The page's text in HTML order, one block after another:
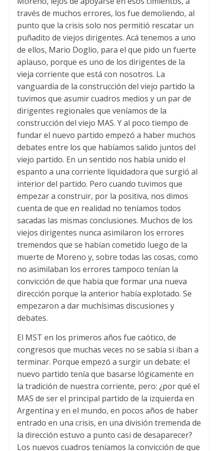
través de muchos errores, los fue demoliendo, al
punto que la crisis solo nos permitió rescatar un
puñadito de viejos dirigentes. Acá tenemos a uno
de ellos, Mario Doglio, para el que pido un fuerte
aplauso, porque es uno de los dirigentes de la
vieja corriente que está con nosotros. La
vanguardia de la construcción del viejo partido la
tuvimos que asumir cuadros medios y un par de
dirigentes regionales que veníamos de la
construcción del viejo MAS. Y al poco tiempo de
fundar el nuevo partido empezó a haber muchos
debates entre los que habíamos salido juntos del
viejo partido. En un sentido nos había unido el
espanto a una corriente liquidadora que surgió al
interior del partido. Pero cuando tuvimos que
empezar a construir, por la positiva, nos dimos
cuenta de que en realidad no teníamos todos
sacadas las mismas conclusiones. Muchos de los
viejos dirigentes nunca asimilaron los errores
tremendos que se habían cometido luego de la
muerte de Moreno y, sobre todas las cosas, como
no asimilaban los errores tampoco tenían la
convicción de que había que formar una nueva
dirección porque la anterior había explotado. Se
empezaron a dar muchísimas discusiones y
debates.
El MST en los primeros años fue caótico, de
congresos que muchas veces no se sabía si iban a
terminar. Porque empezó a surgir un debate: el
nuevo partido tenía que basarse lógicamente en
la tradición de nuestra corriente, pero: ¿por qué el
MAS de ser el principal partido de la izquierda en
Argentina y en el mundo, en pocos años de haber
entrado en una crisis, en una división tremenda de
la dirección estuvo a punto casi de desaparecer?
Los nuevos cuadros teníamos la convicción de que